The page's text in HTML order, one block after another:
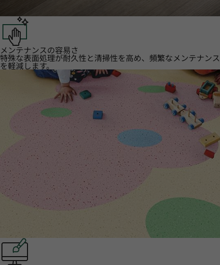
メンテナンスの容易さ
特殊な表面処理が耐久性と清掃性を高め、頻繁なメンテナンス
を軽減します。